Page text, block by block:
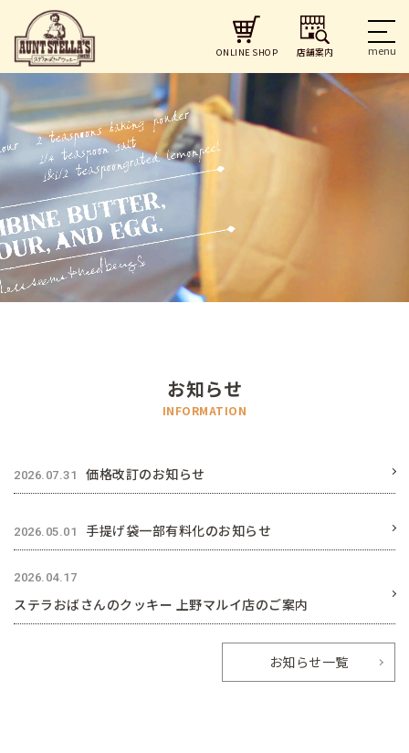
ONLINE SHOP 店舗案内
お知らせ
INFORMATION
2026.07.31 価格改訂のお知らせ
2026.05.01 手提げ袋一部有料化のお知らせ
2026.04.17
ステラおばさんのクッキー 上野マルイ店のご案内
お知らせ一覧